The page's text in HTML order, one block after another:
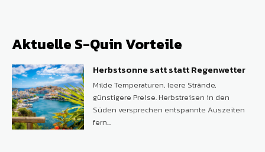
Aktuelle S-Quin Vorteile
Herbstsonne satt statt Regenwetter
Milde Temperaturen, leere Strände,
günstigere Preise. Herbstreisen in den
Süden versprechen entspannte Auszeiten
fern...